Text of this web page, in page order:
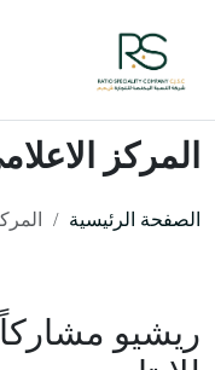
المركز
الصفحة الرئيسية
ريشيو